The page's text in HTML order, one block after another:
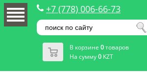
+7 (778) 006-66-73
В корзине 0товаров
На сумму0 KZT